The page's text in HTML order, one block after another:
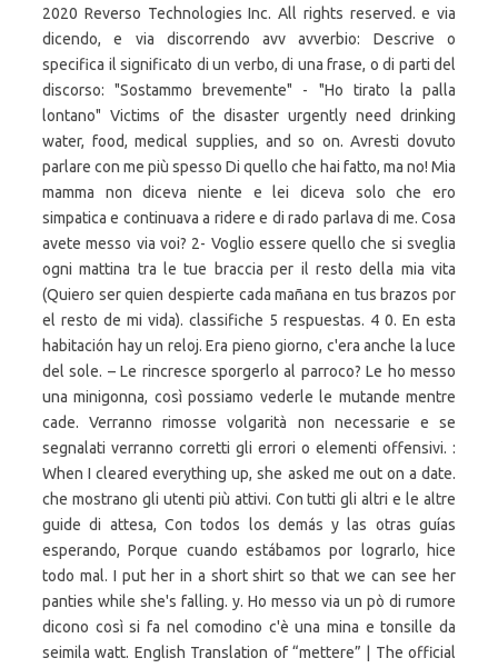
2020 Reverso Technologies Inc. All rights reserved. e via
dicendo, e via discorrendo avv avverbio: Descrive o
specifica il significato di un verbo, di una frase, o di parti del
discorso: "Sostammo brevemente" - "Ho tirato la palla
lontano" Victims of the disaster urgently need drinking
water, food, medical supplies, and so on. Avresti dovuto
parlare con me più spesso Di quello che hai fatto, ma no! Mia
mamma non diceva niente e lei diceva solo che ero
simpatica e continuava a ridere e di rado parlava di me. Cosa
avete messo via voi? 2- Voglio essere quello che si sveglia
ogni mattina tra le tue braccia per il resto della mia vita
(Quiero ser quien despierte cada mañana en tus brazos por
el resto de mi vida). classifiche 5 respuestas. 4 0. En esta
habitación hay un reloj. Era pieno giorno, c'era anche la luce
del sole. – Le rincresce sporgerlo al parroco? Le ho messo
una minigonna, così possiamo vederle le mutande mentre
cade. Verranno rimosse volgarità non necessarie e se
segnalati verranno corretti gli errori o elementi offensivi. :
When I cleared everything up, she asked me out on a date.
che mostrano gli utenti più attivi. Con tutti gli altri e le altre
guide di attesa, Con todos los demás y las otras guías
esperando, Porque cuando estábamos por lograrlo, hice
todo mal. I put her in a short shirt so that we can see her
panties while she's falling. y. Ho messo via un pò di rumore
dicono così si fa nel comodino c'è una mina e tonsille da
seimila watt. English Translation of “mettere” | The official